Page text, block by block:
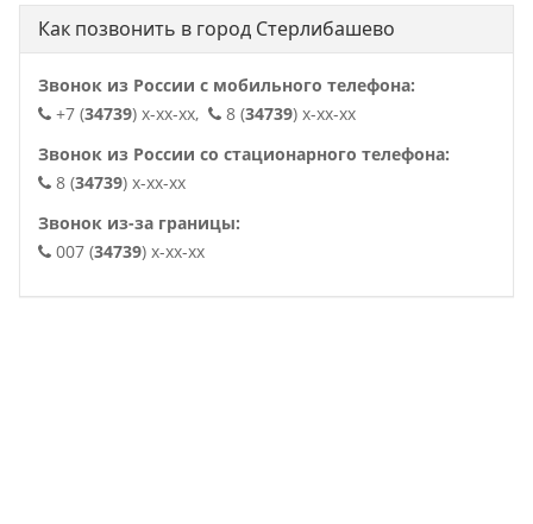
Как позвонить в город Стерлибашево
Звонок из России с мобильного телефона:
+7 (34739) x-xx-xx, 8 (34739) x-xx-xx
Звонок из России со стационарного телефона:
8 (34739) x-xx-xx
Звонок из-за границы:
007 (34739) x-xx-xx